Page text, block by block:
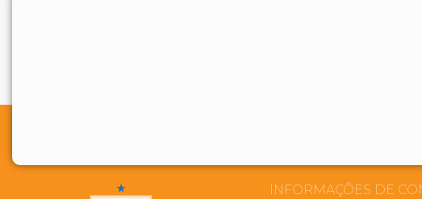
INFORMAÇÕES DE